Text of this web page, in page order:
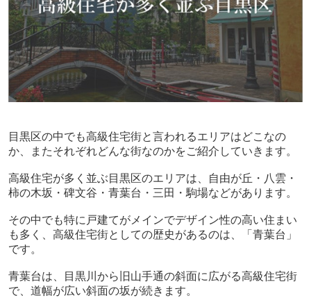
目黒区の中でも高級住宅街と言われるエリアはどこなの
か、またそれぞれどんな街なのかをご紹介していきます。
高級住宅が多く並ぶ目黒区のエリアは、自由が丘・八雲・
柿の木坂・碑文谷・青葉台・三田・駒場などがあります。
その中でも特に戸建てがメインでデザイン性の高い住まい
も多く、高級住宅街としての歴史があるのは、「青葉台」
です。
青葉台は、目黒川から旧山手通の斜面に広がる高級住宅街
で、道幅が広い斜面の坂が続きます。